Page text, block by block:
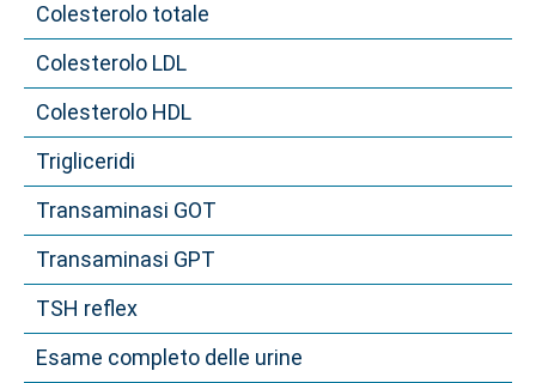
Colesterolo totale
Colesterolo LDL
Colesterolo HDL
Trigliceridi
Transaminasi GOT
Transaminasi GPT
TSH reflex
Esame completo delle urine